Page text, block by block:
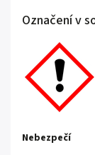
Označení v
Nebezpečí